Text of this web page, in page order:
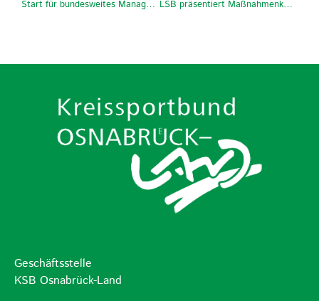
Start für bundesweites Managementprogramm für junge Erwachsene mit Engagement im Ehrenamt – “FuturE” LSB präsentiert Maßnahmenkatalog zur Energieeinsparung in Sportanlagen
Geschäftsstelle
KSB Osnabrück-Land